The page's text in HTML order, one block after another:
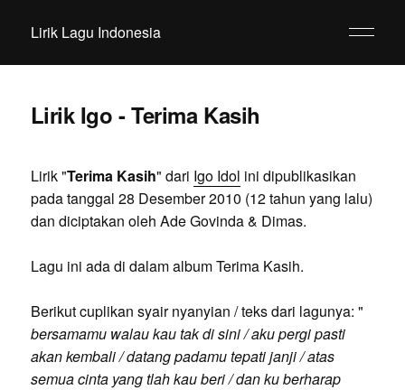
Lirik Lagu Indonesia
Lirik Igo - Terima Kasih
Lirik "Terima Kasih" dari Igo Idol ini dipublikasikan
pada tanggal 28 Desember 2010 (12 tahun yang lalu)
dan diciptakan oleh Ade Govinda & Dimas.
Lagu ini ada di dalam album Terima Kasih.
Berikut cuplikan syair nyanyian / teks dari lagunya: "
bersamamu walau kau tak di sini / aku pergi pasti
akan kembali / datang padamu tepati janji / atas
semua cinta yang tlah kau beri / dan ku berharap